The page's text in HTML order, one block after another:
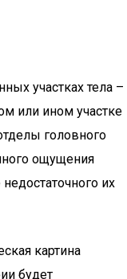
участках тела –
или ином участке
головного
ощущения
их
картина
будет